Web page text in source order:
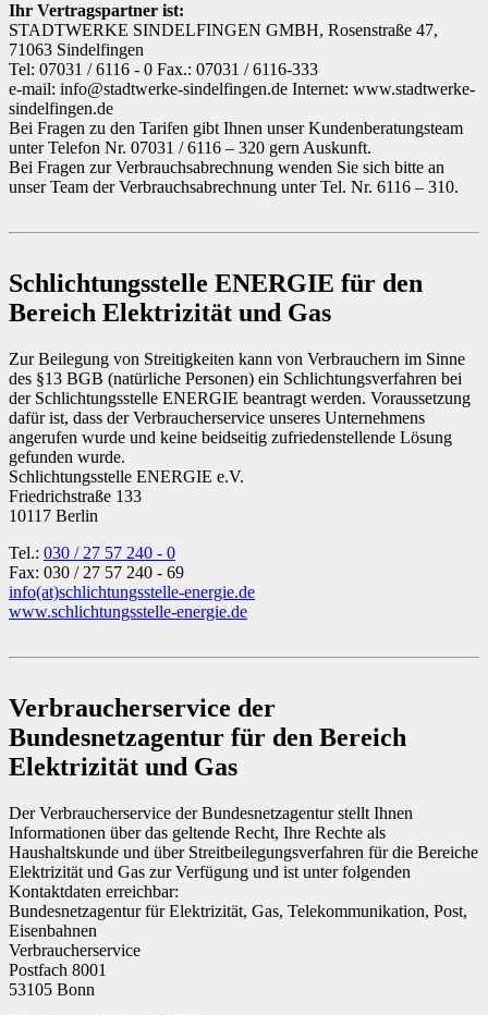
Ihr Vertragspartner ist:
STADTWERKE SINDELFINGEN GMBH, Rosenstraße 47,
71063 Sindelfingen
Tel: 07031 / 6116 - 0 Fax.: 07031 / 6116-333
e-mail: info@stadtwerke-sindelfingen.de Internet: www.stadtwerke-
sindelfingen.de
Bei Fragen zu den Tarifen gibt Ihnen unser Kundenberatungsteam
unter Telefon Nr. 07031 / 6116 – 320 gern Auskunft.
Bei Fragen zur Verbrauchsabrechnung wenden Sie sich bitte an
unser Team der Verbrauchsabrechnung unter Tel. Nr. 6116 – 310.
Schlichtungsstelle ENERGIE für den
Bereich Elektrizität und Gas
Zur Beilegung von Streitigkeiten kann von Verbrauchern im Sinne
des §13 BGB (natürliche Personen) ein Schlichtungsverfahren bei
der Schlichtungsstelle ENERGIE beantragt werden. Voraussetzung
dafür ist, dass der Verbraucherservice unseres Unternehmens
angerufen wurde und keine beidseitig zufriedenstellende Lösung
gefunden wurde.
Schlichtungsstelle ENERGIE e.V.
Friedrichstraße 133
10117 Berlin
Tel.: 030 / 27 57 240 - 0
Fax: 030 / 27 57 240 - 69
info(at)schlichtungsstelle-energie.de
www.schlichtungsstelle-energie.de
Verbraucherservice der
Bundesnetzagentur für den Bereich
Elektrizität und Gas
Der Verbraucherservice der Bundesnetzagentur stellt Ihnen
Informationen über das geltende Recht, Ihre Rechte als
Haushaltskunde und über Streitbeilegungsverfahren für die Bereiche
Elektrizität und Gas zur Verfügung und ist unter folgenden
Kontaktdaten erreichbar:
Bundesnetzagentur für Elektrizität, Gas, Telekommunikation, Post,
Eisenbahnen
Verbraucherservice
Postfach 8001
53105 Bonn